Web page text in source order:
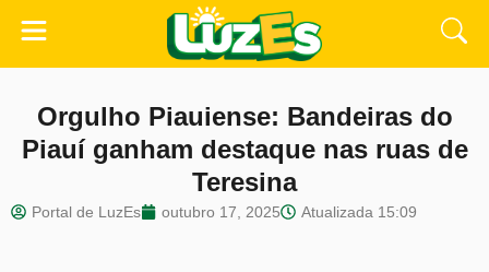
Orgulho Piauiense: Bandeiras do
Piauí ganham destaque nas ruas de
Teresina
Portal de LuzEs outubro 17, 2025 Atualizada 15:09